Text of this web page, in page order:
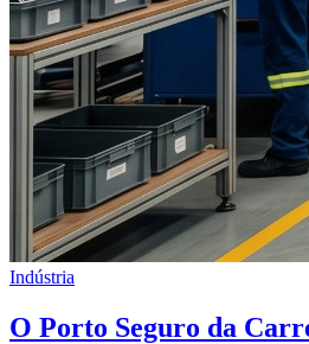
Indústria
O Porto Seguro da